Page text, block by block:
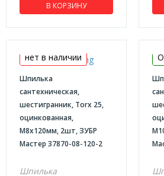
Крепление для доски
Крючок L образный
Нержавейка
Перфорированный крепеж
ARN Анкер регулируемый по
DSU Держатель столба
KBE/REHAU оконные пластины
В КОРЗИНУ
нет в наличии
Шпилька
сантехническая,
шестигранник, Torx 25,
оцинкованная,
М8x120мм, 2шт, ЗУБР
Мастер 37870-08-120-2
Шпилька